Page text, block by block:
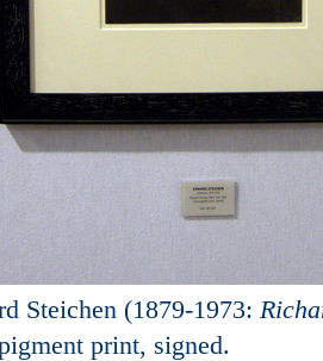
Steichen (1879-1973:
print, signed.